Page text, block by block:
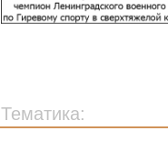
Тематика: